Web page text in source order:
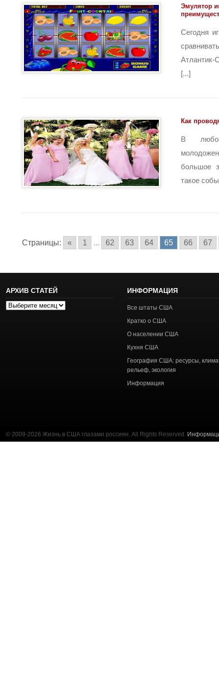
Эмулятор
Сегодня
Атлантик-
[...]
Как
В
большое
такое
Страницы: « 1 ... 62 63 64 65 66 67
АРХИВ СТАТЕЙ
Архив
ИНФОРМАЦИЯ
Все штаты США
Кратко о США
О населении США
Кухня США
География США: ресурсы,
рельеф, экология
Информация
© 2009-2026 Жизнь в США глазами россиян. All Rights Reserved.